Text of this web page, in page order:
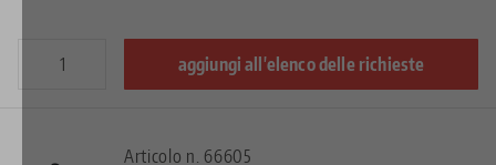
aggiungi all'elenco delle richieste
Articolo n. 66605